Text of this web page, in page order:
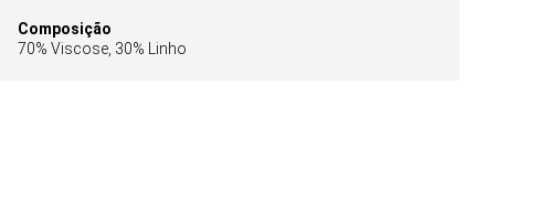
Composição
70% Viscose, 30% Linho